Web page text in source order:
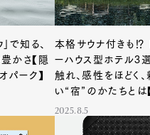
で知る、
かさ【隠
パーク】
本格サウナ付きも⁉︎
ーハウス型ホテル3
触れ、感性をほどく、
い“宿”のかたちとは
最新】
2025.8.5